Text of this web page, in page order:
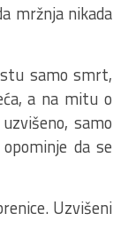
mržnja nikada
samo smrt,
a na mitu o
samo
da se
Uzvišeni